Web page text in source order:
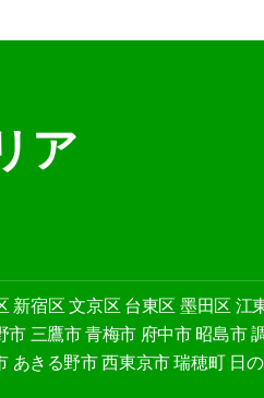
ア
新宿区 文京区 台東区 墨田区 江
市 三鷹市 青梅市 府中市 昭島市
あきる野市 西東京市 瑞穂町 日